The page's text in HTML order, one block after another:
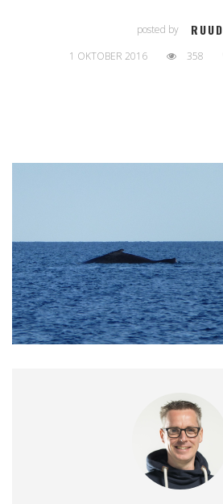
posted by RUUD
1 OKTOBER 2016 358